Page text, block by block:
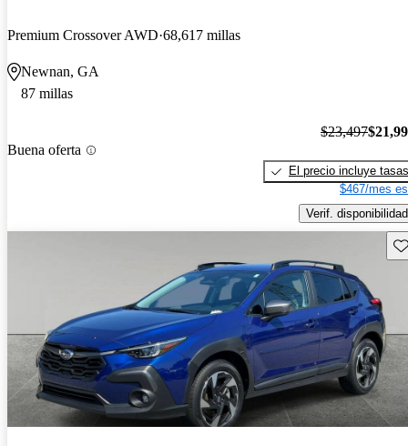
Premium Crossover AWD 68,617 millas
Newnan, GA
87 millas
Buena oferta
$23,497
El precio incluye tasas
$467/mes
Verif. disponibilidad